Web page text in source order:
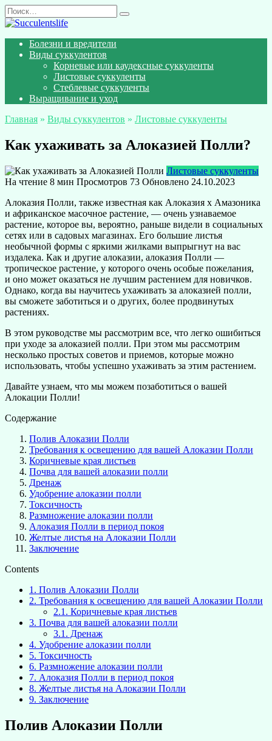
Перейти
к
Search
for:
Болезни и вредители
Виды суккулентов
Корневые или каудексные суккуленты
Листовые суккуленты
Стеблевые суккуленты
Выращивание и уход
Главная » Виды суккулентов » Листовые суккуленты
Как ухаживать за Алоказией Полли?
Листовые суккуленты
На чтение 8 мин Просмотров 73 Обновлено 24.10.2023
Алоказия Полли, также известная как Алоказия х Амазоника
и африканское масочное растение, — очень узнаваемое
растение, которое вы, вероятно, раньше видели в социальных
сетях или в садовых магазинах. Его большие листья
необычной формы с яркими жилками выпрыгнут на вас
издалека. Как и другие алоказии, алоказия Полли —
тропическое растение, у которого очень особые пожелания,
и оно может оказаться не лучшим растением для новичков.
Однако, когда вы научитесь ухаживать за алоказией полли,
вы сможете заботиться и о других, более продвинутых
растениях.
В этом руководстве мы рассмотрим все, что легко ошибиться
при уходе за алоказией полли. При этом мы рассмотрим
несколько простых советов и приемов, которые можно
использовать, чтобы успешно ухаживать за этим растением.
Давайте узнаем, что мы можем позаботиться о вашей
Алокации Полли!
Содержание
Полив Алоказии Полли
Требования к освещению для вашей Алоказии Полли
Коричневые края листьев
Почва для вашей алоказии полли
Дренаж
Удобрение алоказии полли
Токсичность
Размножение алоказии полли
Алоказия Полли в период покоя
Желтые листья на Алоказии Полли
Заключение
Contents
1. Полив Алоказии Полли
2. Требования к освещению для вашей Алоказии Полли
2.1. Коричневые края листьев
3. Почва для вашей алоказии полли
3.1. Дренаж
4. Удобрение алоказии полли
5. Токсичность
6. Размножение алоказии полли
7. Алоказия Полли в период покоя
8. Желтые листья на Алоказии Полли
9. Заключение
Полив Алоказии Полли